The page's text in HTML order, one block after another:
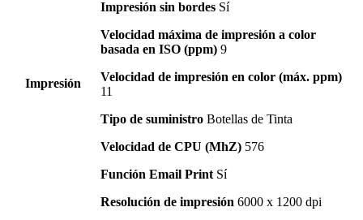
Impresión
Impresión sin bordes Sí
Velocidad máxima de impresión a color
basada en ISO (ppm) 9
Velocidad de impresión en color (máx. ppm)
11
Tipo de suministro Botellas de Tinta
Velocidad de CPU (MhZ) 576
Función Email Print Sí
Resolución de impresión 6000 x 1200 dpi